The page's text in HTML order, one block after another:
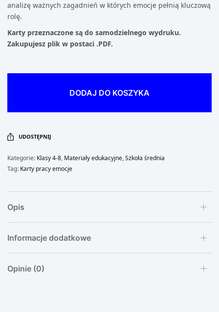
analizę ważnych zagadnień w których emocje pełnią kluczową
rolę.
Karty przeznaczone są do samodzielnego wydruku.
Zakupujesz plik w postaci .PDF.
DODAJ DO KOSZYKA
UDOSTĘPNIJ
Kategorie: Klasy 4-8, Materiały edukacyjne,Szkoła średnia
Tag: Karty pracy emocje
Opis
Informacje dodatkowe
Opinie (0)